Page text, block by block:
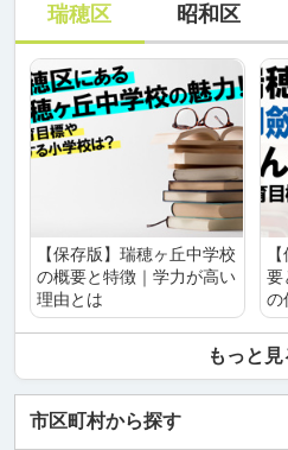
瑞穂区 昭和区
【保存版】瑞穂ヶ丘中学校
の概要と特徴｜学力が高い
理由とは
要
の
もっと見
市区町村から探す